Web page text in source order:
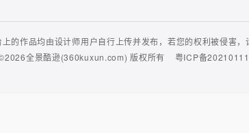
的作品均由设计师用户自行上传并发布，若您的权利被侵害
全景酷逊(360kuxun.com) 版权所有 粤ICP备